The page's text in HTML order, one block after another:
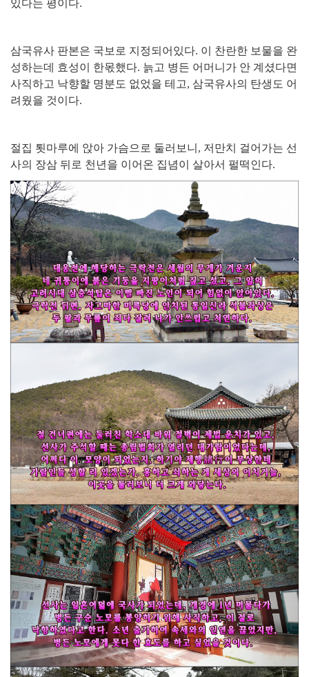
있다는 평이다.
삼국유사 판본은 국보로 지정되어있다. 이 찬란한 보물을 완
성하는데 효성이 한몫했다. 늙고 병든 어머니가 안 계셨다면
사직하고 낙향할 명분도 없었을 테고, 삼국유사의 탄생도 어
려웠을 것이다.
절집 툇마루에 앉아 가슴으로 둘러보니 , 저만치 걸어가는 선
사의 장삼 뒤로 천년을 이어온 집념이 살아서 펄떡인다.